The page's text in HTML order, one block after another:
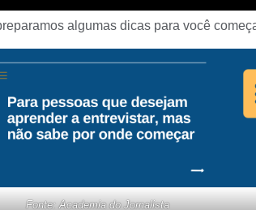
algumas dicas para você
Fonte: Academia do Jornalista